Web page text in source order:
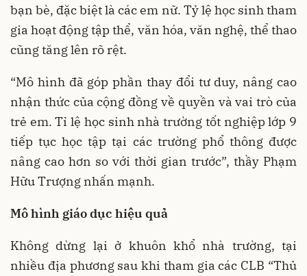
bạn bè, đặc biệt là các em nữ. Tỷ lệ học sinh tham
gia hoạt động tập thể, văn hóa, văn nghệ, thể thao
cũng tăng lên rõ rệt.
“Mô hình đã góp phần thay đổi tư duy, nâng cao
nhận thức của cộng đồng về quyền và vai trò của
trẻ em. Tỉ lệ học sinh nhà trường tốt nghiệp lớp 9
tiếp tục học tập tại các trường phổ thông được
nâng cao hơn so với thời gian trước”, thầy Phạm
Hữu Trượng nhấn mạnh.
Mô hình giáo dục hiệu quả
Không dừng lại ở khuôn khổ nhà trường, tại
nhiều địa phương sau khi tham gia các CLB “Thủ